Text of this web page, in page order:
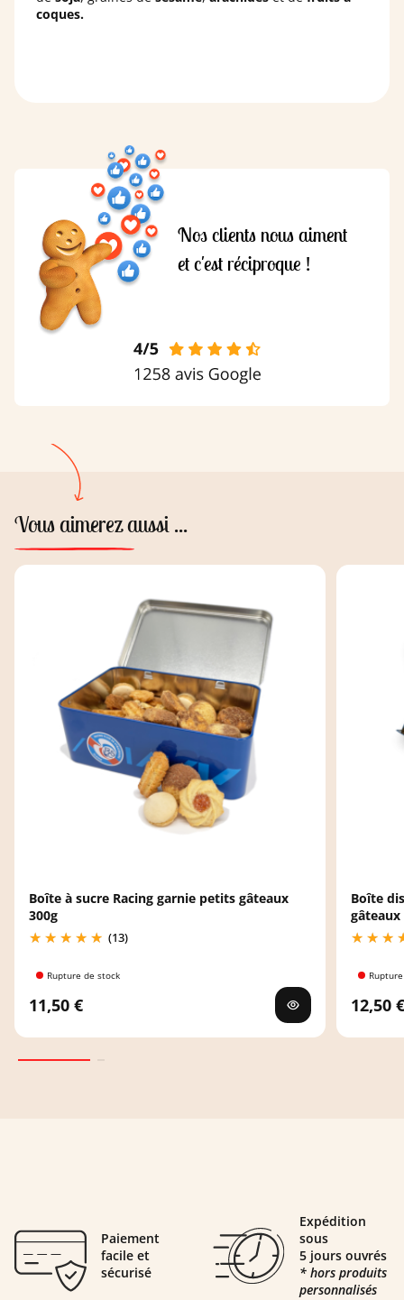
coques.
Nos clients nous aiment
et c'est réciproque !
Vous aimerez aussi ...
Boîte à sucre Racing garnie petits gâteaux
300g
(13)
Rupture de stock
11,50 €
Boîte
gâteaux
12,50 €
Paiement
facile et
sécurisé
Expédition
sous
5 jours ouvrés
* hors produits
personnalisés